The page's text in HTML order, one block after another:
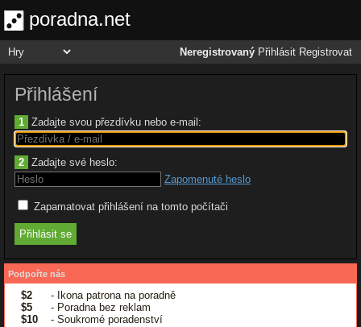
poradna.net
Neregistrovaný Přihlásit Registrovat
Přihlášení
1 Zadajte svou přezdívku nebo e-mail:
2 Zadajte své heslo:
Zapomenuté heslo
Zapamatovat přihlášení na tomto počítači
Podpořte nás
$2
- Ikona patrona na poradně
$5
- Poradna bez reklam
$10
- Soukromé poradenství